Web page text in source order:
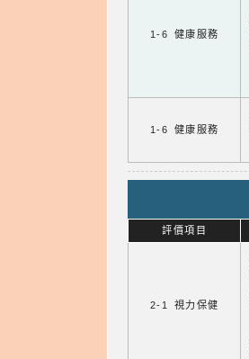
1-6 健康服務
1-6 健康服務
評價項目
2-1 視力保健